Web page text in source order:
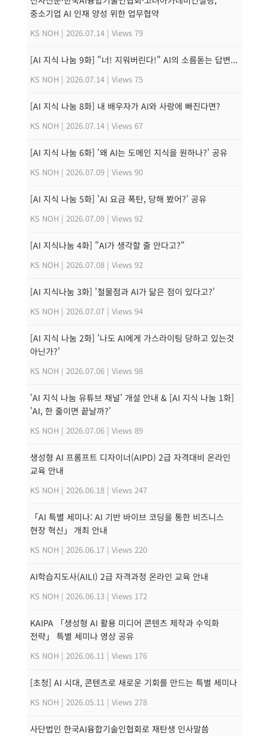
중소기업 AI 인재 양성 위한 업무협약
KS NOH | 2026.07.14 | Views 79
[AI 지식 나눔 9화] "너! 지워버린다!" AI의 소름돋는 답변...
KS NOH | 2026.07.14 | Views 75
[AI 지식 나눔 8화] 내 배우자가 AI와 사랑에 빠진다면?
KS NOH | 2026.07.14 | Views 67
[AI 지식 나눔 6화] '왜 AI는 도메인 지식을 원하나?' 공유
KS NOH | 2026.07.09 | Views 90
[AI 지식 나눔 5화] 'AI 요금 폭탄, 당해 봤어?' 공유
KS NOH | 2026.07.09 | Views 92
[AI 지식나눔 4화] "AI가 생각할 줄 안다고?"
KS NOH | 2026.07.08 | Views 92
[AI 지식나눔 3화] '철물점과 AI가 닮은 점이 있다고?'
KS NOH | 2026.07.07 | Views 94
[AI 지식 나눔 2화] '나도 AI에게 가스라이팅 당하고 있는것
아닌가?'
KS NOH | 2026.07.06 | Views 98
'AI 지식 나눔 유튜브 채널' 개설 안내 & [AI 지식 나눔 1화]
'AI, 한 줄이면 끝날까?'
KS NOH | 2026.07.06 | Views 89
생성형 AI 프롬프트 디자이너(AIPD) 2급 자격대비 온라인
교육 안내
KS NOH | 2026.06.18 | Views 247
「AI 특별 세미나: AI 기반 바이브 코딩을 통한 비즈니스
현장 혁신」 개최 안내
KS NOH | 2026.06.17 | Views 220
AI학습지도사(AILI) 2급 자격과정 온라인 교육 안내
KS NOH | 2026.06.13 | Views 172
KAIPA 「생성형 AI 활용 미디어 콘텐츠 제작과 수익화
전략」 특별 세미나 영상 공유
KS NOH | 2026.06.11 | Views 176
[초청] AI 시대, 콘텐츠로 새로운 기회를 만드는 특별 세미나
KS NOH | 2026.05.11 | Views 278
사단법인 한국AI융합기술인협회로 재탄생 인사말씀